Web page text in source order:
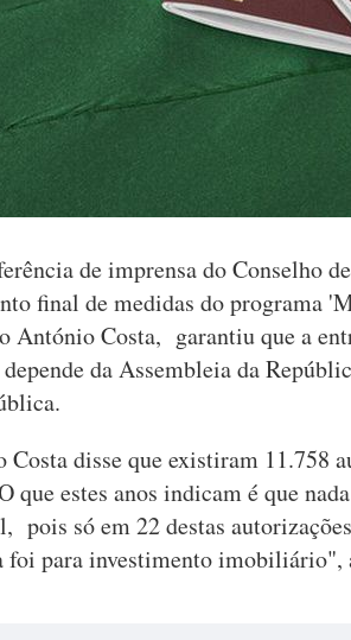
de imprensa do Conselho
final de medidas do programa
António Costa, garantiu que a
da Assembleia da
Costa disse que existiram 11.758
que estes anos indicam é que
pois só em 22 destas
foi para investimento imobiliário",